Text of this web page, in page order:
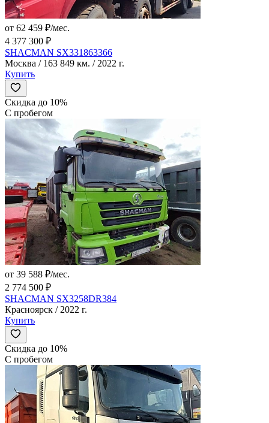
от 62 459 ₽/мес.
4 377 300 ₽
SHACMAN SX331863366
Москва / 163 849 км. / 2022 г.
Купить
Скидка до 10%
С пробегом
от 39 588 ₽/мес.
2 774 500 ₽
SHACMAN SX3258DR384
Красноярск / 2022 г.
Купить
Скидка до 10%
С пробегом